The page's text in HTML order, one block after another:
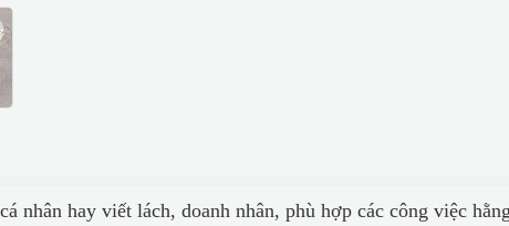
nhân hay viết lách, doanh nhân, phù hợp các công việc